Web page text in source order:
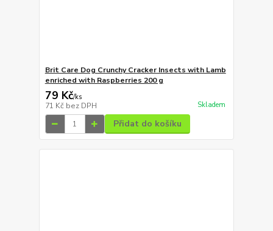
Brit Care Dog Crunchy Cracker Insects with Lamb
enriched with Raspberries 200 g
79 Kč/ks
71 Kč bez DPH Skladem
Přidat do košíku